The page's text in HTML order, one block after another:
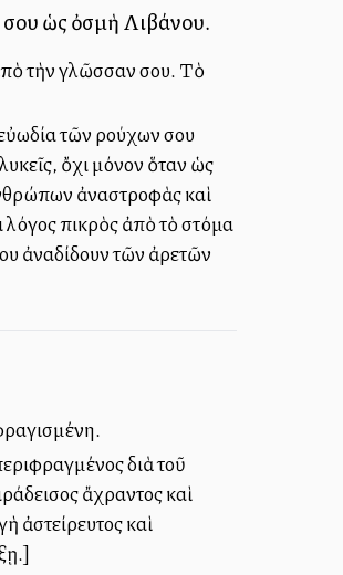
σου ὡς ὀσμὴ Λιβάνου.
τὴν γλῶσσαν σου. Τὸ
τῶν ρούχων σου
ὄχι μόνον ὅταν ὡς
ἀναστροφὰς καὶ
λόγος πικρὸς ἀπὸ τὸ στόμα
ἀναδίδουν τῶν ἀρετῶν
διὰ τοῦ
ἄχραντος καὶ
ἀστείρευτος καὶ